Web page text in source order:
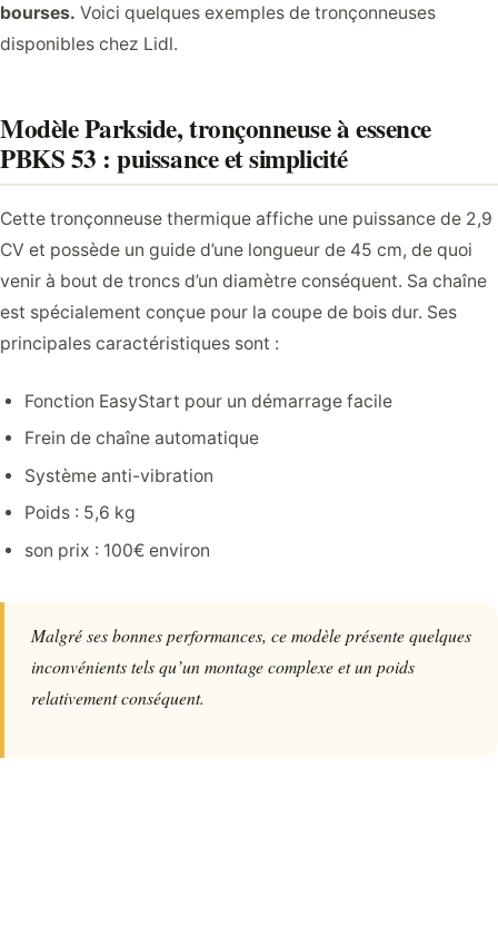
bourses. Voici quelques exemples de tronçonneuses
disponibles chez Lidl.
Modèle Parkside, tronçonneuse à essence
PBKS 53 : puissance et simplicité
Cette tronçonneuse thermique affiche une puissance de 2,9
CV et possède un guide d’une longueur de 45 cm, de quoi
venir à bout de troncs d’un diamètre conséquent. Sa chaîne
est spécialement conçue pour la coupe de bois dur. Ses
principales caractéristiques sont :
Fonction EasyStart pour un démarrage facile
Frein de chaîne automatique
Système anti-vibration
Poids : 5,6 kg
son prix : 100€ environ
Malgré ses bonnes performances, ce modèle présente quelques
inconvénients tels qu’un montage complexe et un poids
relativement conséquent.